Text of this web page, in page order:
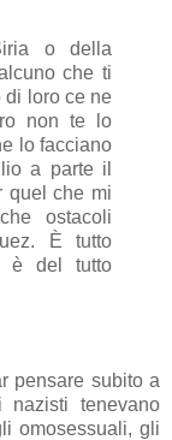
o della
che ti
di loro ce ne
non te lo
lo facciano
a parte il
quel che mi
ostacoli
È tutto
è del tutto
pensare subito a
tenevano
omosessuali, gli